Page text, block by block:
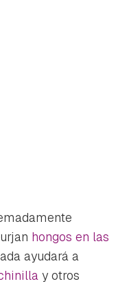
hongos en las
ayudará a
y otros